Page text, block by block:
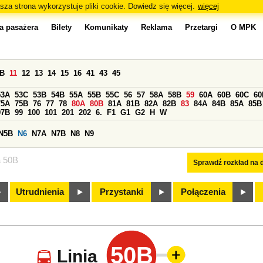
strona wykorzystuje pliki cookie. Dowiedz się więcej. więcej
50B
pasażera Bilety Komunikaty Reklama Przetargi O MPK
Sprawdź rozkład na
11 12 13 14 15 16 41 43 45
53C 53B 54B 55A 55B 55C 56 57 58A 58B 59 60A 60B 60C
75B 76 77 78 80A 80B 81A 81B 82A 82B 83 84A 84B 85A 85B
99 100 101 201 202 6. F1 G1 G2 H W
N6 N7A N7B N8 N9
Utrudnienia Przystanki Połączenia
Linia 50B